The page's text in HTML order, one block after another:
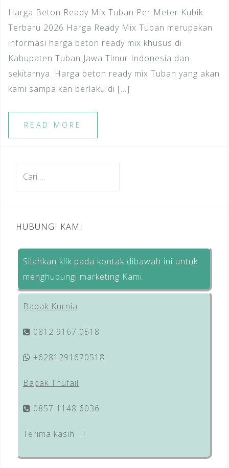
Harga Beton Ready Mix Tuban Per Meter Kubik
Terbaru 2026 Harga Ready Mix Tuban merupakan
informasi harga beton ready mix khusus di
Kabupaten Tuban Jawa Timur Indonesia dan
sekitarnya. Harga beton ready mix Tuban yang akan
kami sampaikan berlaku di […]
READ MORE
HUBUNGI KAMI
Silahkan klik pada kontak dibawah ini untuk
menghubungi marketing Kami.
Bapak Kurnia
0812 9167 0518
+6281291670518
Bapak Thufail
0857 1148 6036
Terima kasih …!